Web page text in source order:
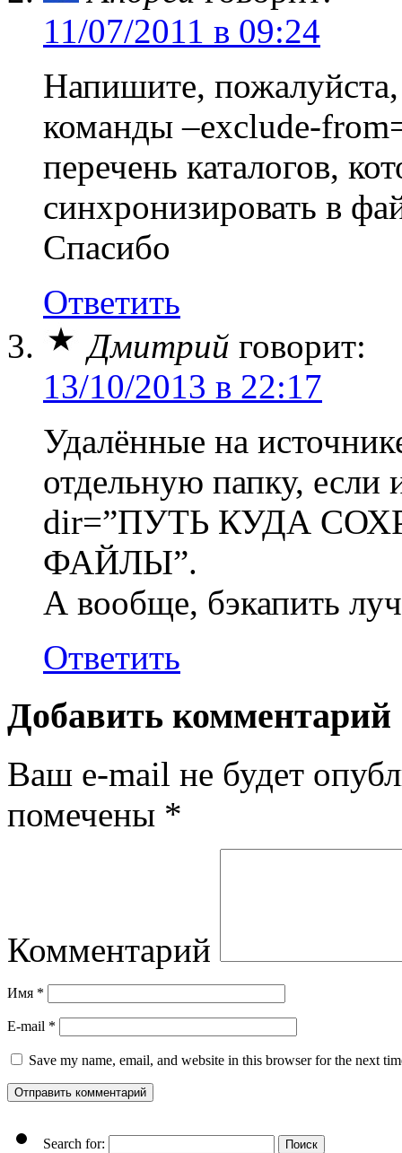
11/07/2011 в 09:24
Напишите,
команды –exclude-
перечень каталогов,
синхронизировать в
Спасибо
Ответить
Дмитрий говорит:
13/10/2013 в 22:17
Удалённые на
отдельную папку, если
dir=”ПУТЬ КУДА
ФАЙЛЫ”.
А вообще, бэкапить
Ответить
Добавить комментарий
Ваш e-mail не будет
помечены *
Комментарий
Имя *
E-mail *
Save my name, email, and website in this browser for the next
Search for: